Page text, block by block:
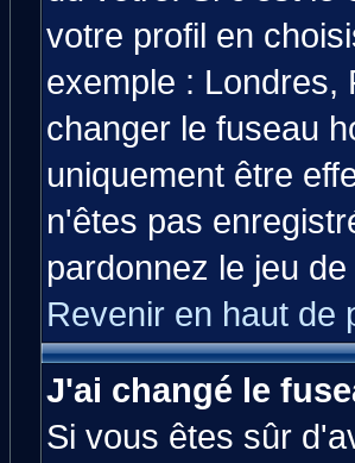
votre profil en
exemple : Londres,
changer le fuseau
uniquement être
n'êtes pas
pardonnez le jeu de
Revenir en haut de
J'ai changé le
Si vous êtes sûr